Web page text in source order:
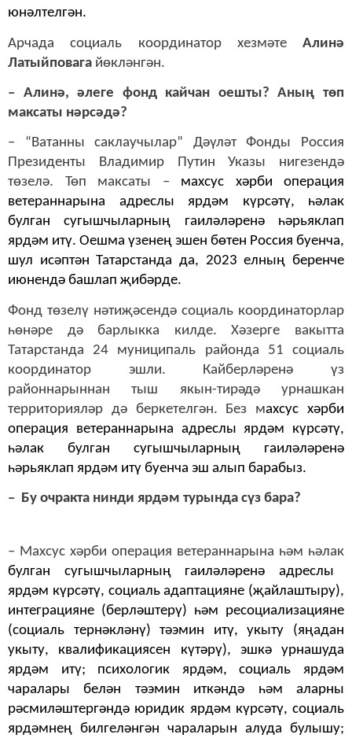
юнәлтелгән.
Арчада социаль координатор хезмәте Алинә
Латыйповага йөкләнгән.
– Алинә, әлеге фонд кайчан оешты? Аның төп
максаты нәрсәдә?
– “Ватанны саклаучылар” Дәүләт Фонды Россия
Президенты Владимир Путин Указы нигезендә
төзелә. Төп максаты – махсус хәрби операция
ветераннарына адреслы ярдәм күрсәтү, һәлак
булган сугышчыларның гаиләләренә һәрьяклап
ярдәм итү. Оешма үзенең эшен бөтен Россия буенча,
шул исәптән Татарстанда да, 2023 елның беренче
июнендә башлап җибәрде.
Фонд төзелү нәтиҗәсендә социаль координаторлар
һөнәре дә барлыкка килде. Хәзерге вакытта
Татарстанда 24 муниципаль районда 51 социаль
координатор эшли. Кайберләренә үз
районнарыннан тыш якын-тирәдә урнашкан
территорияләр дә беркетелгән. Без махсус хәрби
операция ветераннарына адреслы ярдәм күрсәтү,
һәлак булган сугышчыларның гаиләләренә
һәрьяклап ярдәм итү буенча эш алып барабыз.
– Бу очракта нинди ярдәм турында сүз бара?
– Махсус хәрби операция ветераннарына һәм һәлак
булган сугышчыларның гаиләләренә адреслы
ярдәм күрсәтү, социаль адаптацияне (җайлаштыру),
интеграцияне (берләштерү) һәм ресоциализацияне
(социаль тернәкләнү) тәэмин итү, укыту (яңадан
укыту, квалификациясен күтәрү), эшкә урнашуда
ярдәм итү; психологик ярдәм, социаль ярдәм
чаралары белән тәэмин иткәндә һәм аларны
рәсмиләштергәндә юридик ярдәм күрсәтү, социаль
ярдәмнең билгеләнгән чараларын алуда булышу;